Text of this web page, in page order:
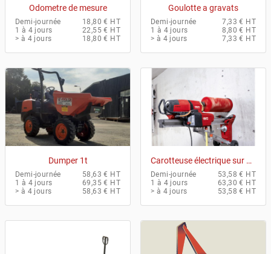
Odometre de mesure
Demi-journée
1 à 4 jours
> à 4 jours
18,80 € HT
22,55 € HT
18,80 € HT
Goulotte a gravats
Demi-journée
1 à 4 jours
> à 4 jours
7,33 € HT
8,80 € HT
7,33 € HT
Dumper 1t
Demi-journée
1 à 4 jours
> à 4 jours
58,63 € HT
69,35 € HT
58,63 € HT
Carotteuse électrique sur bati
Demi-journée
1 à 4 jours
> à 4 jours
53,58 € HT
63,30 € HT
53,58 € HT